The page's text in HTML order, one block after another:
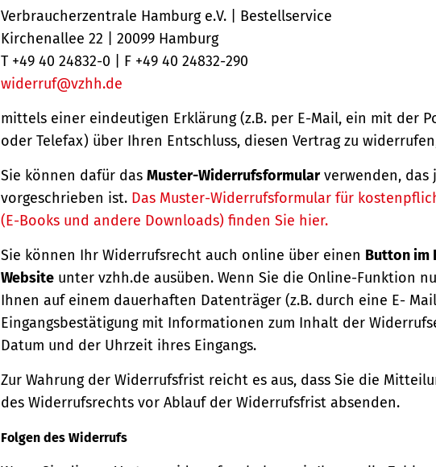
Verbraucherzentrale Hamburg e.V. | Bestellservice
Kirchenallee 22 | 20099 Hamburg
T +49 40 24832-0 | F +49 40 24832-290
widerruf@vzhh.de
mittels einer eindeutigen Erklärung (z.B. per E-Mail, ein mit der
oder Telefax) über Ihren Entschluss, diesen Vertrag zu
Sie können dafür das Muster-Widerrufsformularverwenden, das
vorgeschrieben ist. Das Muster-Widerrufsformular für
(E-Books und andere Downloads) finden Sie hier.
Sie können Ihr Widerrufsrecht auch online über einen Button im
Website unter vzhh.de ausüben. Wenn Sie die Online-Funktion
Ihnen auf einem dauerhaften Datenträger (z.B. durch eine E-
Eingangsbestätigung mit Informationen zum Inhalt der
Datum und der Uhrzeit ihres Eingangs.
Zur Wahrung der Widerrufsfrist reicht es aus, dass Sie die
des Widerrufsrechts vor Ablauf der Widerrufsfrist absenden.
Folgen des Widerrufs